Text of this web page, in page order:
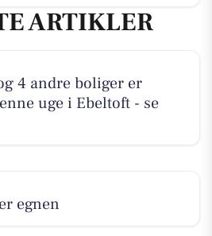
ARTIKLER
4 andre boliger er
uge i Ebeltoft - se
egnen